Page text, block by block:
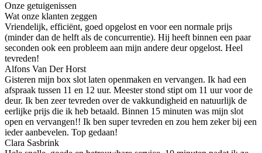
Onze getuigenissen
Wat onze klanten zeggen
Vriendelijk, efficiënt, goed opgelost en voor een normale prijs
(minder dan de helft als de concurrentie). Hij heeft binnen een paar
seconden ook een probleem aan mijn andere deur opgelost. Heel
tevreden!
Alfons Van Der Horst
Gisteren mijn box slot laten openmaken en vervangen. Ik had een
afspraak tussen 11 en 12 uur. Meester stond stipt om 11 uur voor de
deur. Ik ben zeer tevreden over de vakkundigheid en natuurlijk de
eerlijke prijs die ik heb betaald. Binnen 15 minuten was mijn slot
open en vervangen!! Ik ben super tevreden en zou hem zeker bij een
ieder aanbevelen. Top gedaan!
Clara Sasbrink